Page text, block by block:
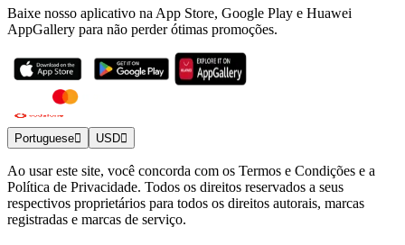
Baixe nosso aplicativo na App Store, Google Play e Huawei
AppGallery para não perder ótimas promoções.
Portuguese USD
Ao usar este site, você concorda com os Termos e Condições e a
Política de Privacidade. Todos os direitos reservados a seus
respectivos proprietários para todos os direitos autorais, marcas
registradas e marcas de serviço.